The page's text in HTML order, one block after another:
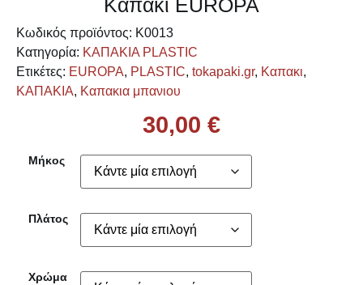
Καπακι EUROPA
Κωδικός προϊόντος: K0013
Κατηγορία: ΚΑΠΑΚΙΑ PLASTIC
Ετικέτες: EUROPA, PLASTIC, tokapaki.gr, Καπακι,
ΚΑΠΑΚΙΑ, Καπακια μπανιου
30,00 €
Μήκος
Πλάτος
Χρώμα